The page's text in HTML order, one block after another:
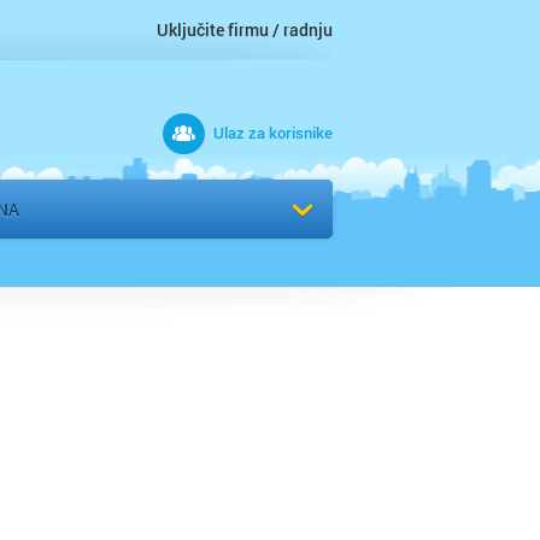
Uključite firmu / radnju
Ulaz za korisnike